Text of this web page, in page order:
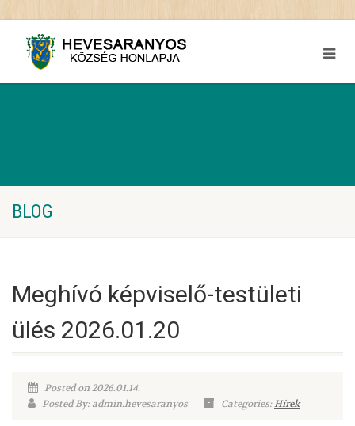
BLOG
Meghívó képviselő-testületi
ülés 2026.01.20
Posted on 2026.01.14.
Posted By: admin.hevesaranyos
Categories:Hírek